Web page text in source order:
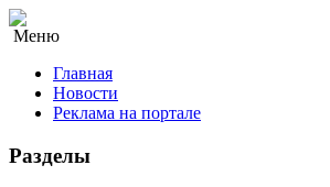
Меню
Главная
Новости
Реклама на портале
Разделы